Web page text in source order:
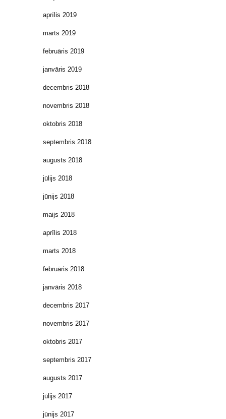
aprīlis 2019
marts 2019
februāris 2019
janvāris 2019
decembris 2018
novembris 2018
oktobris 2018
septembris 2018
augusts 2018
jūlijs 2018
jūnijs 2018
maijs 2018
aprīlis 2018
marts 2018
februāris 2018
janvāris 2018
decembris 2017
novembris 2017
oktobris 2017
septembris 2017
augusts 2017
jūlijs 2017
jūnijs 2017